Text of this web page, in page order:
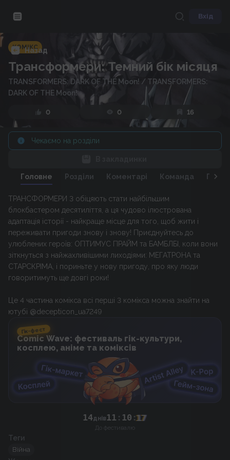
Вхід
Назад
КОМІКС
Трансформери: Темний бік місяця
TRANSFORMERS: DARK OF THE Moon! / TRANSFORMERS:
DARK OF THE Moon!
0 0 16
Чекаємо на розділи
Головне Розділи Коментарі Команда
ТРАНСФОРМЕРИ 3 обіцяють стати найбільшим
блокбастером десятиліття, а ця чудово ілюстрована
адаптація історії - найкраще місце для того, щоб жити і
переживати пригоди знову і знову! Приєднуйтесь до
улюблених героїв: ОПТИМУС ПРАЙМ та БАМБЛБІ, коли вони
зіткнуться з найжахливішими лиходіями: МЕГАТРОНА та
СТАРСКРІМА, і пориньте у нову пригоду, про яку люди
говоритимуть ще довгі роки!
Це 4 частина комікса всі перші 3 комікса можна знайти на
ютубі @decepticon_ua7249
Гік-фест
Comic Wave: фестиваль гік-культури,
косплею, аніме та коміксів
14днів 11 : 10 :17
До фестивалю
Теги
Війна